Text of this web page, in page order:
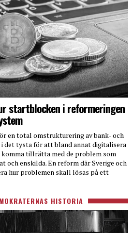
startblocken i reformeringen
en total omstrukturering av bank- och
det tysta för att bland annat digitalisera
tillrätta med de problem som
och enskilda. En reform där Sverige och
hur problemen skall lösas på ett
HISTORIA